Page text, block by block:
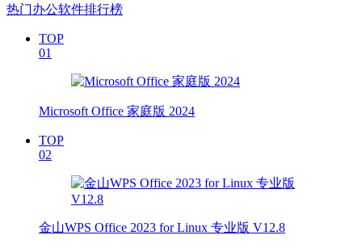
热门办公软件排行榜
TOP
01
Microsoft Office 家庭版 2024
TOP
02
金山WPS Office 2023 for Linux 专业版 V12.8